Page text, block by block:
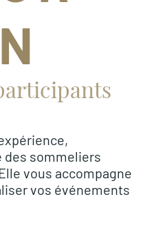
des sommeliers
vous accompagne
vos événements